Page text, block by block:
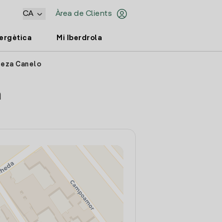
Àrea de Clients
CA
Mi Iberdrola
Canelo